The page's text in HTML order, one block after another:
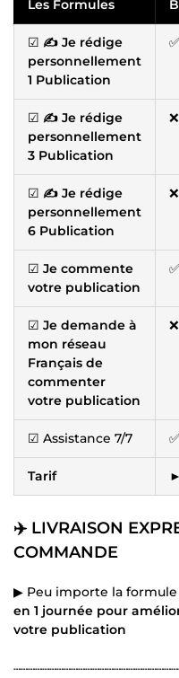
Les Formules
☑ ✍️ Je rédige
personnellement
1 Publication
✅
☑ ✍️ Je rédige
personnellement
3 Publication
❌
☑ ✍️ Je rédige
personnellement
6 Publication
❌
☑ Je commente
votre publication
✅
☑ Je demande à
mon réseau
Français de
commenter
votre publication
❌
☑ Assistance 7/7 ✅
Tarif ►
✈️ LIVRAISON
COMMANDE
▶ Peu importe la
en 1 journée pour
votre publication